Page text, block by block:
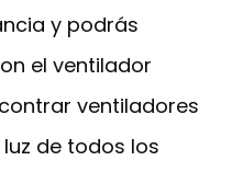
y podrás
el ventilador
ventiladores
de todos los